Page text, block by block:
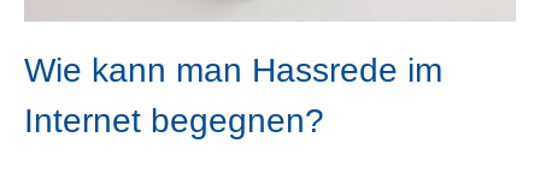
Wie kann man Hassrede im
Internet begegnen?